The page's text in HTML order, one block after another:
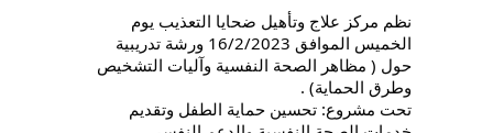
نظم مركز علاج وتأهيل ضحايا التعذيب يوم
الخميس الموافق 16/2/2023 ورشة تدريبية
حول ( مظاهر الصحة النفسية وآليات التشخيص
وطرق الحماية) .
تحت مشروع: تحسين حماية الطفل وتقديم